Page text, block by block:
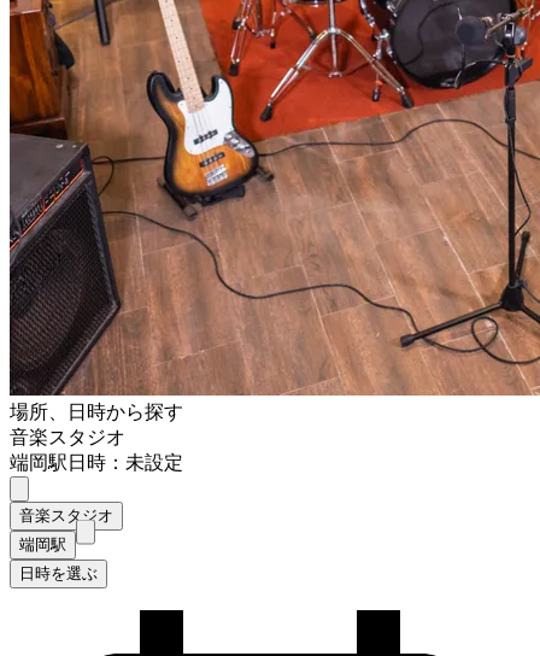
場所、日時から探す
音楽スタジオ
端岡駅日時：未設定
音楽スタジオ
端岡駅
日時を選ぶ